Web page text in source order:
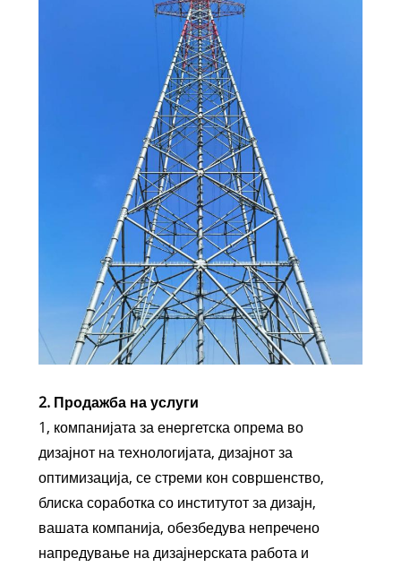
2. Продажба на услуги
1, компанијата за енергетска опрема во
дизајнот на технологијата, дизајнот за
оптимизација, се стреми кон совршенство,
блиска соработка со институтот за дизајн,
вашата компанија, обезбедува непречено
напредување на дизајнерската работа и